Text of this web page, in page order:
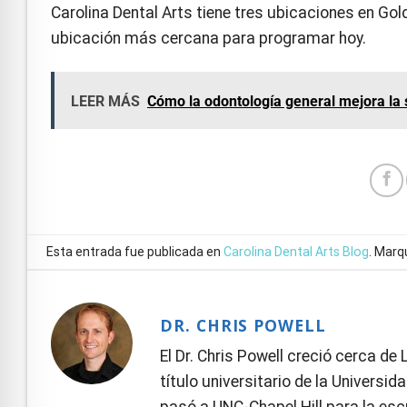
Carolina Dental Arts tiene tres ubicaciones en
ubicación más cercana para programar hoy.
LEER MÁS Cómo la odontología general mejora la
Esta entrada fue publicada enCarolina Dental Arts Blog .
DR. CHRIS POWELL
El Dr. Chris Powell creció cerca
título universitario de la